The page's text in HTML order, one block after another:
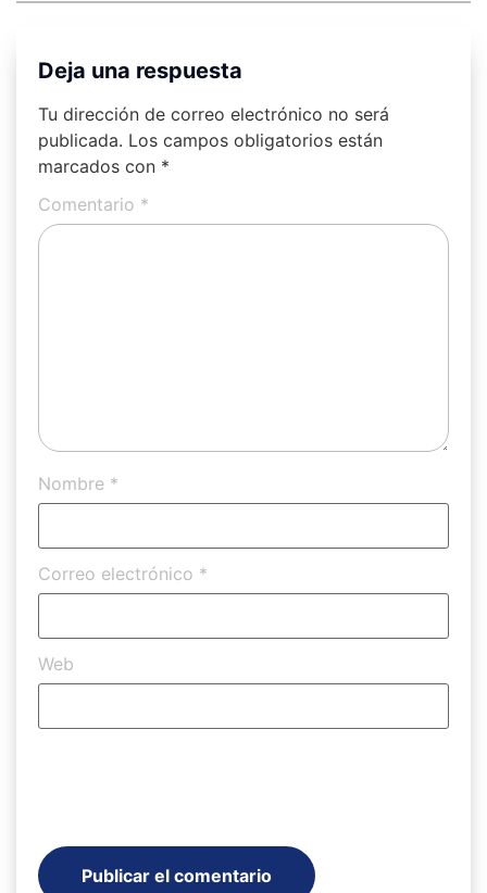
Deja una respuesta
Tu dirección de correo electrónico no será
publicada. Los campos obligatorios están
marcados con *
Comentario *
Nombre *
Correo electrónico *
Web